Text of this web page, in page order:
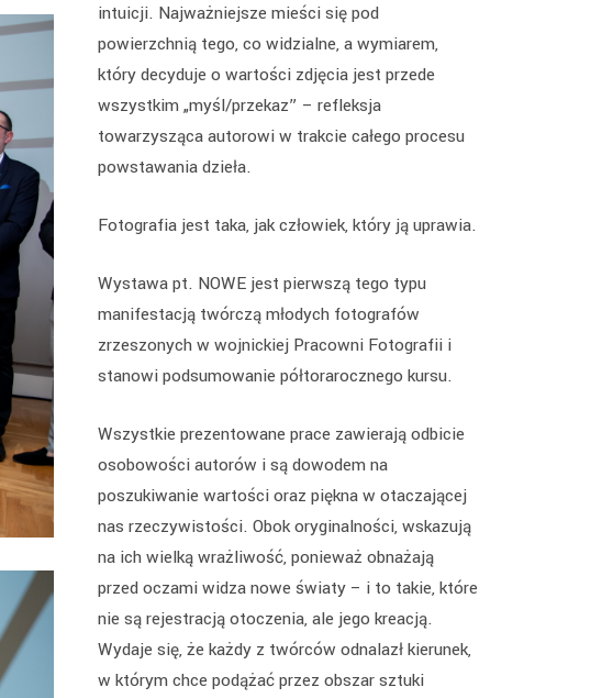
intuicji. Najważniejsze mieści się pod
powierzchnią tego, co widzialne, a wymiarem,
który decyduje o wartości zdjęcia jest przede
wszystkim „myśl/przekaz” – refleksja
towarzysząca autorowi w trakcie całego procesu
powstawania dzieła.
Fotografia jest taka, jak człowiek, który ją uprawia.
Wystawa pt. NOWE jest pierwszą tego typu
manifestacją twórczą młodych fotografów
zrzeszonych w wojnickiej Pracowni Fotografii i
stanowi podsumowanie półtorarocznego kursu.
Wszystkie prezentowane prace zawierają odbicie
osobowości autorów i są dowodem na
poszukiwanie wartości oraz piękna w otaczającej
nas rzeczywistości. Obok oryginalności, wskazują
na ich wielką wrażliwość, ponieważ obnażają
przed oczami widza nowe światy – i to takie, które
nie są rejestracją otoczenia, ale jego kreacją.
Wydaje się, że każdy z twórców odnalazł kierunek,
w którym chce podążać przez obszar sztuki